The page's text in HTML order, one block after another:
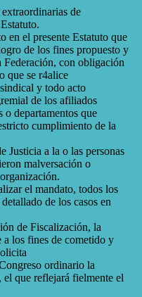
de
en el presente Estatuto que
de los fines propuesto y
con obligación
que se r4alice
y todo acto
de los afiliados
departamentos que
cumplimiento de la
Justicia a la o las personas
malversación o
el mandato, todos los
de los casos en
de Fiscalización, la
a los fines de cometido y
ordinario la
que reflejará fielmente el